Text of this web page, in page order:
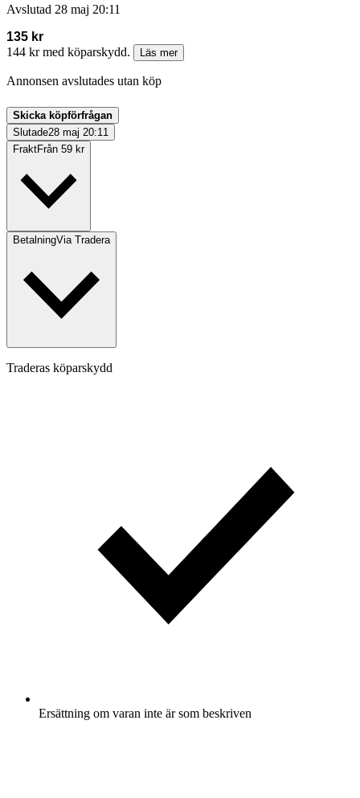
Avslutad 28 maj 20:11
135 kr
144 kr med köparskydd.
Läs mer
Annonsen avslutades utan köp
Skicka köpförfrågan
Slutade28 maj 20:11
FraktFrån 59 kr
BetalningVia Tradera
Traderas köparskydd
Ersättning om varan inte är som beskriven